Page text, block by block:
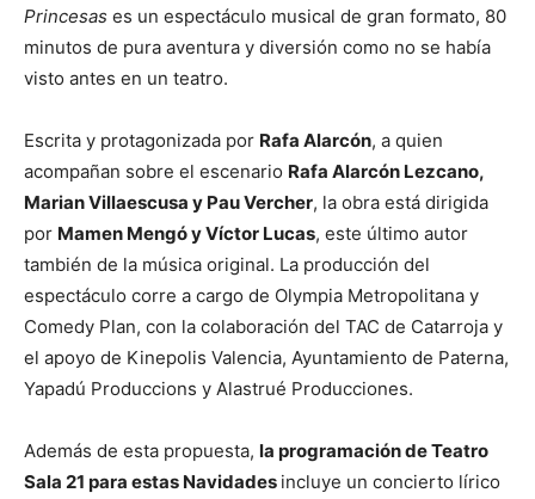
Princesas es un espectáculo musical de gran formato, 80
minutos de pura aventura y diversión como no se había
visto antes en un teatro.
Escrita y protagonizada por Rafa Alarcón, a quien
acompañan sobre el escenario Rafa Alarcón Lezcano,
Marian Villaescusa y Pau Vercher, la obra está dirigida
por Mamen Mengó y Víctor Lucas, este último autor
también de la música original. La producción del
espectáculo corre a cargo de Olympia Metropolitana y
Comedy Plan, con la colaboración del TAC de Catarroja y
el apoyo de Kinepolis Valencia, Ayuntamiento de Paterna,
Yapadú Produccions y Alastrué Producciones.
Además de esta propuesta, la programación de Teatro
Sala 21 para estas Navidades incluye un concierto lírico